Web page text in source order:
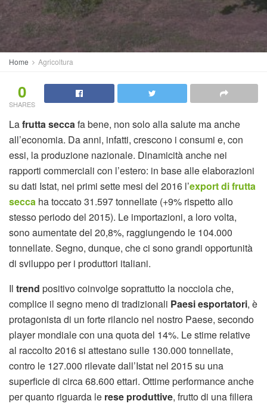
Home Agricoltura
0
SHARES
Lafrutta seccafa bene, non solo alla salute ma anche
all’economia. Da anni, infatti, crescono i consumi e, con
essi, la produzione nazionale. Dinamicità anche nei
rapporti commerciali con l’estero: in base alle elaborazioni
su dati Istat, nei primi sette mesi del 2016 l’export di frutta
secca ha toccato 31.597 tonnellate (+9% rispetto allo
stesso periodo del 2015). Le importazioni, a loro volta,
sono aumentate del 20,8%, raggiungendo le 104.000
tonnellate. Segno, dunque, che ci sono grandi opportunità
di sviluppo per i produttori italiani.
Il trend positivo coinvolge soprattutto la nocciola che,
complice il segno meno di tradizionali Paesi esportatori, è
protagonista di un forte rilancio nel nostro Paese, secondo
player mondiale con una quota del 14%. Le stime relative
al raccolto 2016 si attestano sulle 130.000 tonnellate,
contro le 127.000 rilevate dall’Istat nel 2015 su una
superficie di circa 68.600 ettari. Ottime performance anche
per quanto riguarda le rese produttive, frutto di una filiera